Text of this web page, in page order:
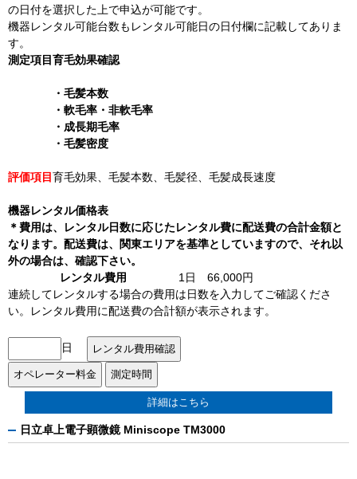
の日付を選択した上で申込が可能です。
機器レンタル可能台数もレンタル可能日の日付欄に記載してありま
す。
測定項目育毛効果確認
・毛髪本数
・軟毛率・非軟毛率
・成長期毛率
・毛髪密度
評価項目育毛効果、毛髪本数、毛髪径、毛髪成長速度
機器レンタル価格表
＊費用は、レンタル日数に応じたレンタル費に配送費の合計金額と
なります。配送費は、関東エリアを基準としていますので、それ以
外の場合は、確認下さい。
レンタル費用
1日 66,000円
連続してレンタルする場合の費用は日数を入力してご確認くださ
い。レンタル費用に配送費の合計額が表示されます。
日
詳細はこちら
日立卓上電子顕微鏡 Miniscope TM3000